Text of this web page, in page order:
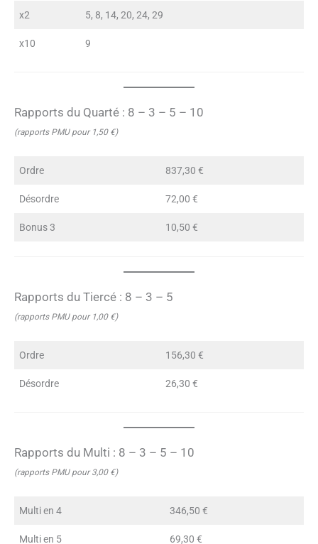
x2 5, 8, 14, 20, 24, 29
x10 9
Rapports du Quarté : 8 – 3 – 5 – 10
(rapports PMU pour 1,50 €)
Ordre 837,30 €
Désordre 72,00 €
Bonus 3 10,50 €
Rapports du Tiercé : 8 – 3 – 5
(rapports PMU pour 1,00 €)
Ordre 156,30 €
Désordre 26,30 €
Rapports du Multi : 8 – 3 – 5 – 10
(rapports PMU pour 3,00 €)
Multi en 4 346,50 €
Multi en 5 69,30 €